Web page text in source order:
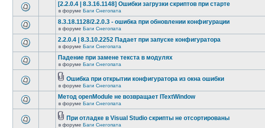
[2.2.0.4 | 8.3.16.1148] Ошибки загрузки скриптов при старте
в форуме Баги Снегопата
8.3.18.1128/2.2.0.3 - ошибка при обновлении конфигурации
в форуме Баги Снегопата
2.2.0.4 | 8.3.10.2252 Падает при запуске конфигуратора
в форуме Баги Снегопата
Падение при замене текста в модулях
в форуме Баги Снегопата
Ошибка при открытии конфигуратора из окна ошибки
в форуме Баги Снегопата
Метод openModule не возвращает ITextWindow
в форуме Баги Снегопата
При отладке в Visual Studio скрипты не отсортированы
в форуме Баги Снегопата